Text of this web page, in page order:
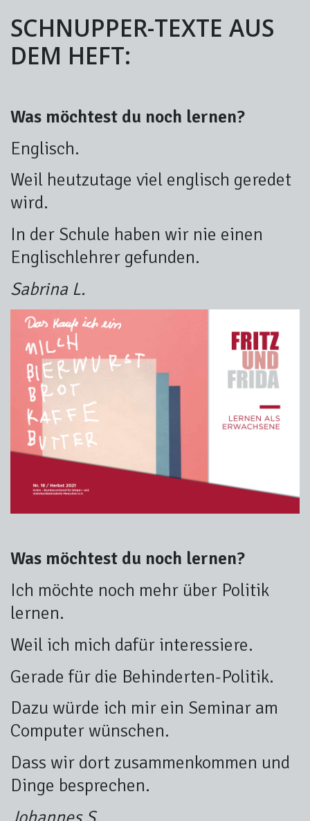
SCHNUPPER-TEXTE AUS
DEM HEFT:
Was möchtest du noch lernen?
Englisch.
Weil heutzutage viel englisch geredet
wird.
In der Schule haben wir nie einen
Englischlehrer gefunden.
Sabrina L.
Was möchtest du noch lernen?
Ich möchte noch mehr über Politik
lernen.
Weil ich mich dafür interessiere.
Gerade für die Behinderten-Politik.
Dazu würde ich mir ein Seminar am
Computer wünschen.
Dass wir dort zusammenkommen und
Dinge besprechen.